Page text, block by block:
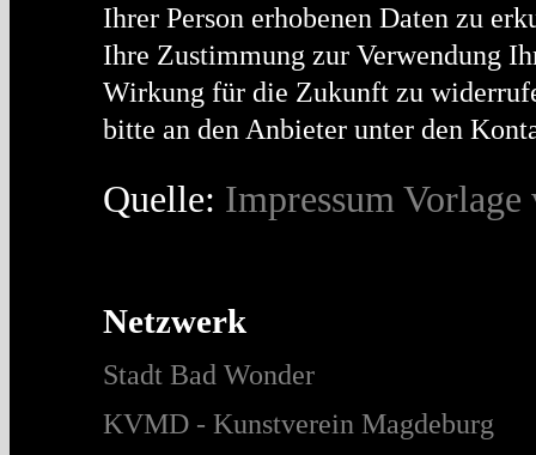
Ihrer Person erhobenen Daten zu
Ihre Zustimmung zur Verwendung
Wirkung für die Zukunft zu
bitte an den Anbieter unter den
Quelle: Impressum
Netzwerk
Stadt Bad Wonder
KVMD - Kunstverein Magdeburg